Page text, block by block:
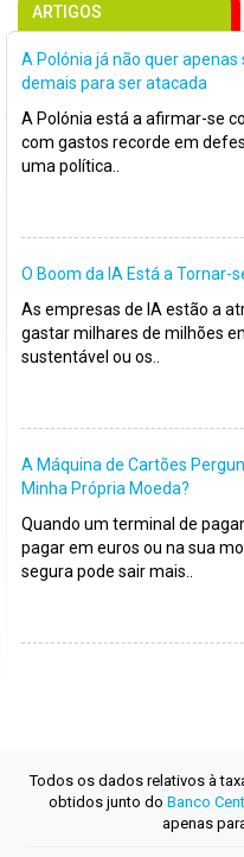
ARTIGOS
A Polónia já não quer
demais para ser atacada
A Polónia está a afirmar-se
com gastos recorde em
uma política..
O Boom da IA Está a Tornar-
As empresas de IA estão a
gastar milhares de milhões
sustentável ou os..
A Máquina de Cartões
Minha Própria Moeda?
Quando um terminal de
pagar em euros ou na sua
segura pode sair mais..
Todos os dados relativos à
obtidos junto do Banco
apenas